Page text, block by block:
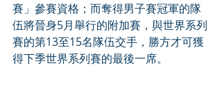
賽」參賽資格；而奪得男子賽冠軍的隊
伍將晉身5月舉行的附加賽，與世界系列
賽的第13至15名隊伍交手，勝方才可獲
得下季世界系列賽的最後一席。